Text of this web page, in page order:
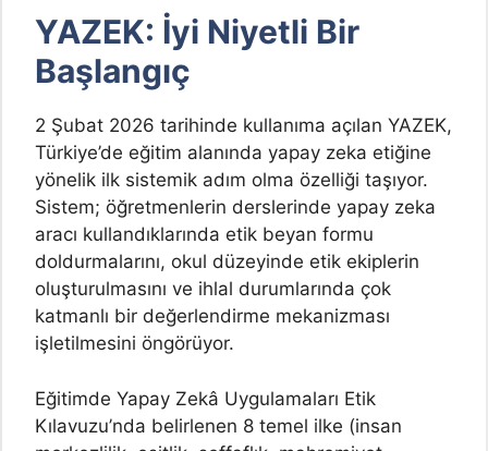
YAZEK: İyi Niyetli Bir
Başlangıç
2 Şubat 2026 tarihinde kullanıma açılan YAZEK,
Türkiye’de eğitim alanında yapay zeka etiğine
yönelik ilk sistemik adım olma özelliği taşıyor.
Sistem; öğretmenlerin derslerinde yapay zeka
aracı kullandıklarında etik beyan formu
doldurmalarını, okul düzeyinde etik ekiplerin
oluşturulmasını ve ihlal durumlarında çok
katmanlı bir değerlendirme mekanizması
işletilmesini öngörüyor.
Eğitimde Yapay Zekâ Uygulamaları Etik
Kılavuzu’nda belirlenen 8 temel ilke (insan